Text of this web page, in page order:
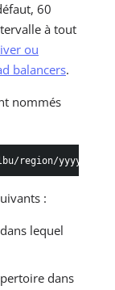
60
à tout
ou
balancers.
nommés
region/yyyy/mm/
:
lequel
dans